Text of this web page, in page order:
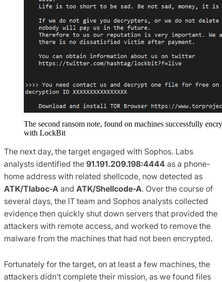
The second ransom note, found on machines successfully
with LockBit
The next day, the target engaged with Sophos. Labs
analysts identified the 91.191.209.198:4444 as a phone-
home address with related shellcode, now detected as
ATK/Tlaboc-A and ATK/Shellcode-A. Over the course of
several days, the IT team and Sophos analysts collected
evidence then quickly shut down servers that provided the
attackers with remote access, and worked to remove the
malware from the machines that had not been encrypted.
Fortunately for the target, on at least a few machines, the
attackers didn’t complete their mission, as we found files